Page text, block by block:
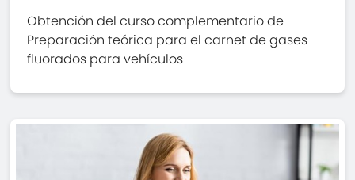
Obtención del curso complementario de
Preparación teórica para el carnet de gases
fluorados para vehículos